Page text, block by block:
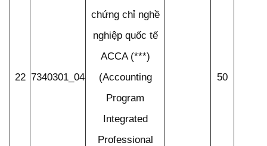
22 7340301_04
chứng chỉ nghề
nghiệp quốc tế
ACCA (***)
(Accounting
Program
Integrated
Professional
50